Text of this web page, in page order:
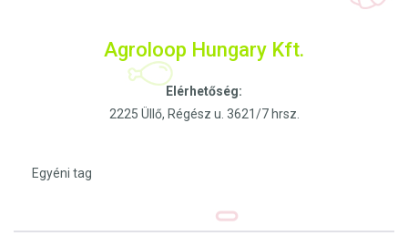
Agroloop Hungary Kft.
Elérhetőség:
2225 Üllő, Régész u. 3621/7 hrsz.
Egyéni tag